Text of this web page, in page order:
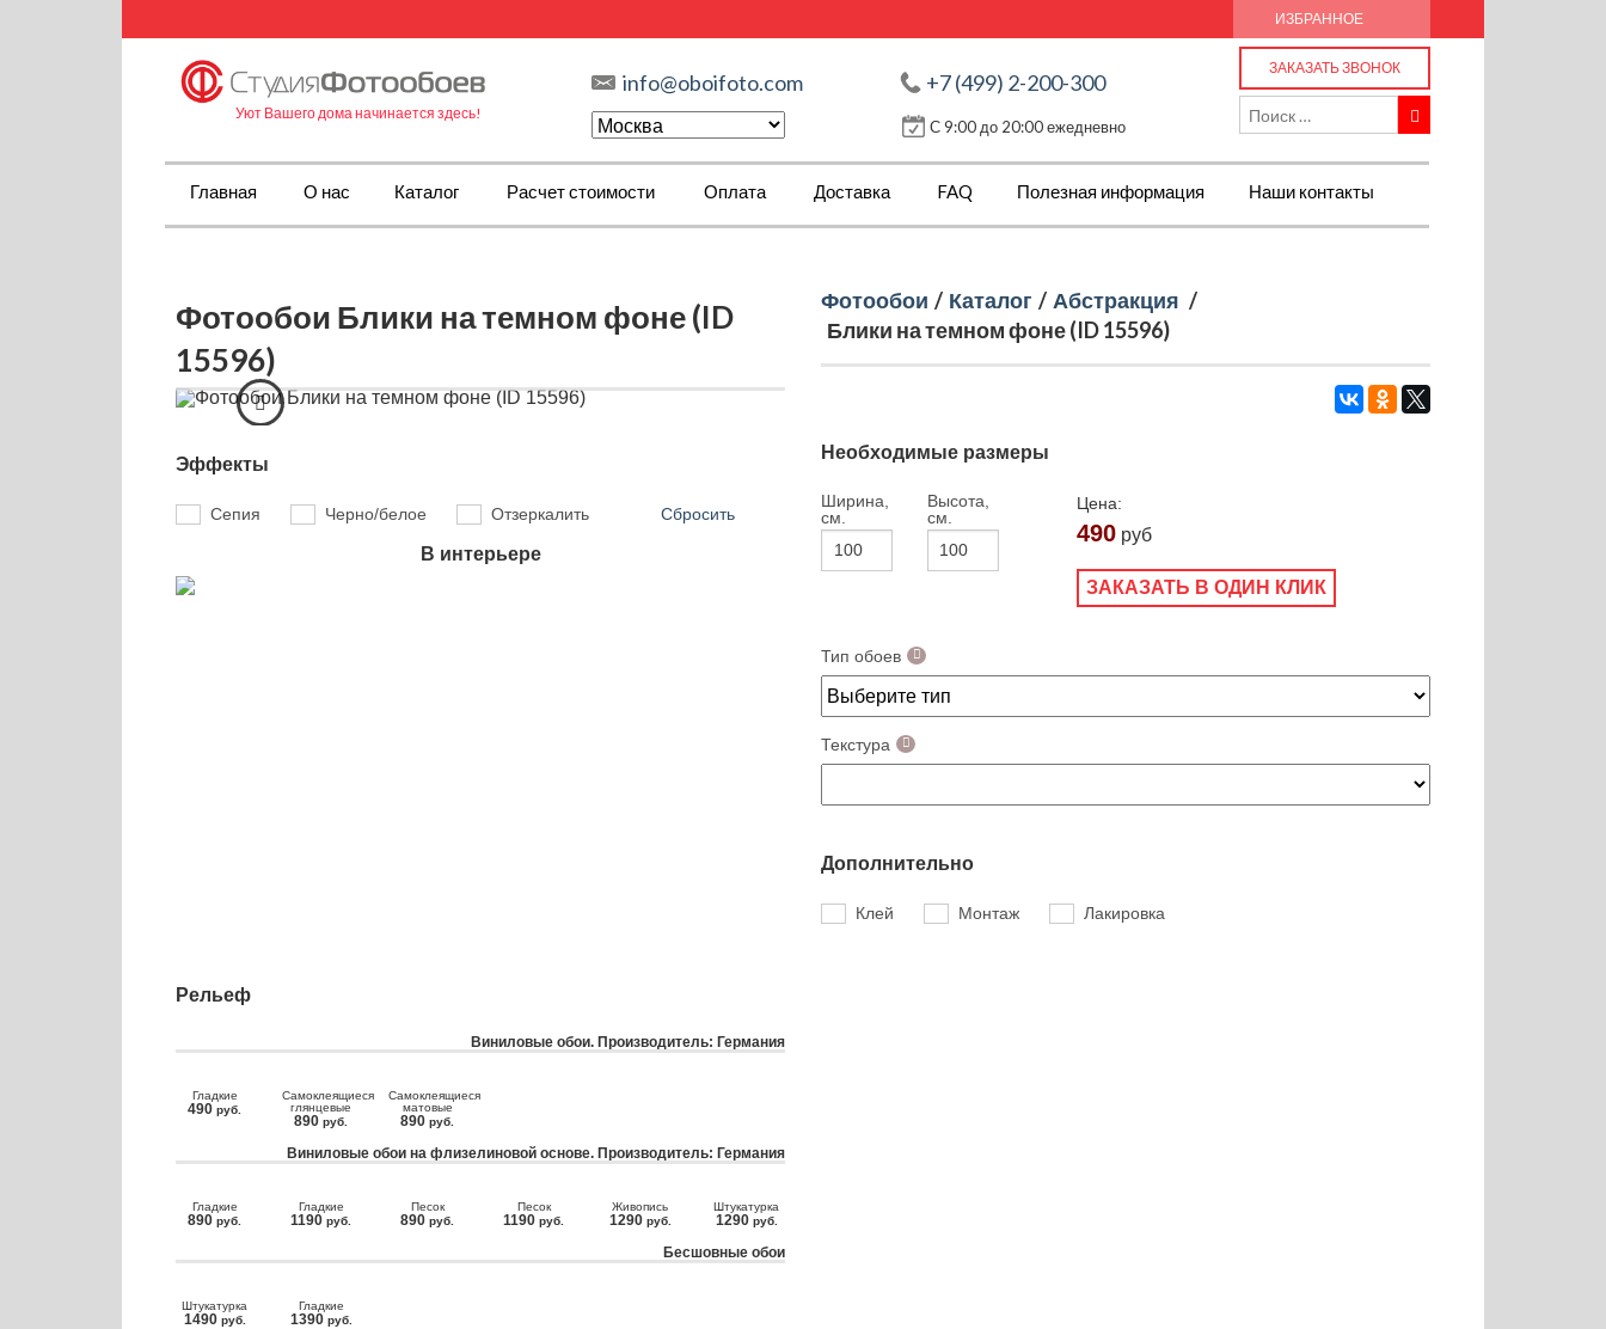
ИЗБРАННОЕ
Уют Вашего дома начинается здесь!
info@oboifoto.com +7 (499) 2-200-300
С 9:00 до 20:00 ежедневно
ЗАКАЗАТЬ ЗВОНОК
Главная О нас Каталог Расчет стоимости Оплата Доставка FAQ Полезная информация Наши контакты
Фотообои Блики на темном фоне (ID
15596)
Эффекты
Сепия Черно/белое Отзеркалить Сбросить
В интерьере
Фотообои / Каталог / Абстракция /
Блики на темном фоне (ID 15596)
Необходимые размеры
Ширина,
см.
Высота,
см.
Цена:
490 руб
ЗАКАЗАТЬ В ОДИН КЛИК
Тип обоев
Текстура
Дополнительно
Клей Монтаж Лакировка
Рельеф
Виниловые обои. Производитель: Германия
Гладкие
490 руб.
Самоклеящиеся
глянцевые
890 руб.
Самоклеящиеся
матовые
890 руб.
Виниловые обои на флизелиновой основе. Производитель: Германия
Гладкие
890 руб.
Гладкие
1190 руб.
Песок
890 руб.
Песок
1190 руб.
Живопись
1290 руб.
Штукатурка
1290 руб.
Бесшовные обои
Штукатурка
1490 руб.
Гладкие
1390 руб.